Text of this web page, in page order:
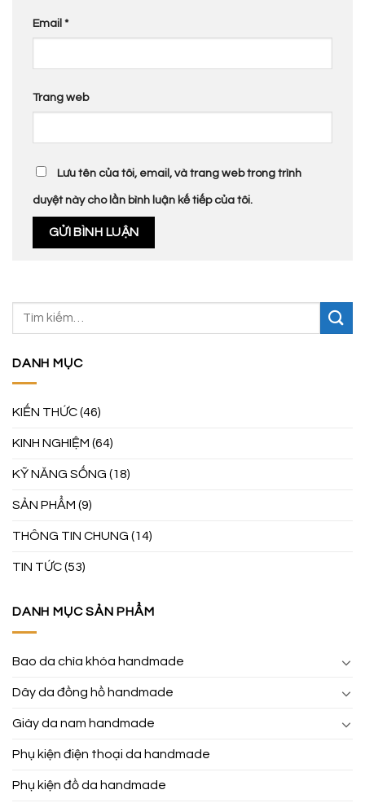
DANH MỤC
KIẾN THỨC(46)
KINH NGHIỆM (64)
KỸ NĂNG SỐNG (18)
SẢN PHẨM (9)
THÔNG TIN CHUNG (14)
TIN TỨC(53)
DANH MỤC SẢN PHẨM
Bao da chìa khóa handmade
Dây da đồng hồ handmade
Giày da nam handmade
Phụ kiện điện thoại da handmade
Phụ kiện đồ da handmade
Email *
Trang web
Lưu tên của tôi, email, và trang web trong trình
duyệt này cho lần bình luận kế tiếp của tôi.